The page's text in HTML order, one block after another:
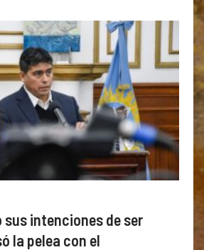
sus intenciones de ser
la pelea con el